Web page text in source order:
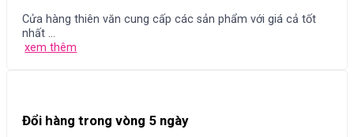
Cửa hàng thiên văn cung cấp các sản phẩm với giá cả tốt
nhất ...
xem thêm
Đổi hàng trong vòng 5 ngày